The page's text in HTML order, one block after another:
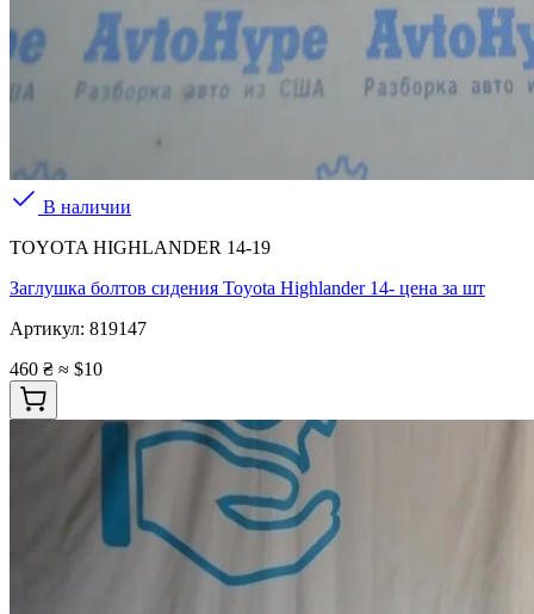
В наличии
TOYOTA HIGHLANDER 14-19
Заглушка болтов сидения Toyota Highlander 14- цена за шт
Артикул: 819147
460 ₴ ≈ $10